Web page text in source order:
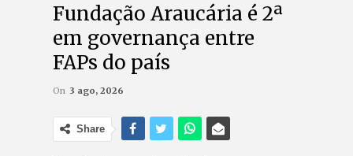
Fundação Araucária é 2ª
em governança entre
FAPs do país
On 3 ago, 2026
Share